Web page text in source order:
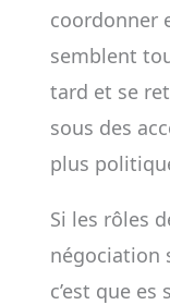
coordonner
semblent
tard et se
sous des
plus
Si les rôles
négociation
c’est que